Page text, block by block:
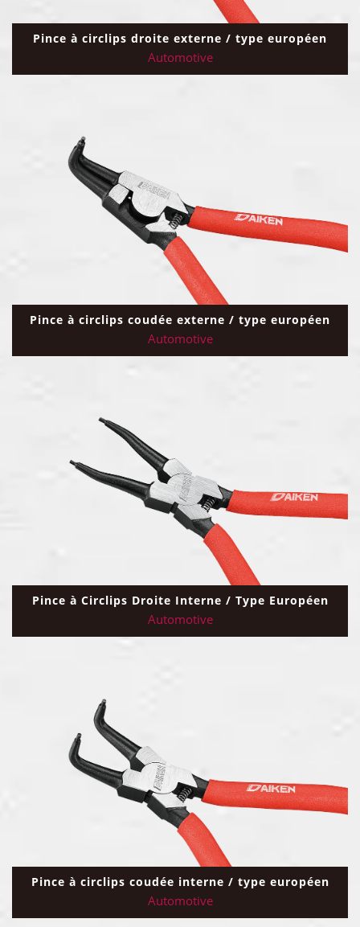
Pince à circlips droite externe / type européen
Automotive
Pince à circlips coudée externe / type européen
Automotive
Pince à Circlips Droite Interne / Type Européen
Automotive
Pince à circlips coudée interne / type européen
Automotive